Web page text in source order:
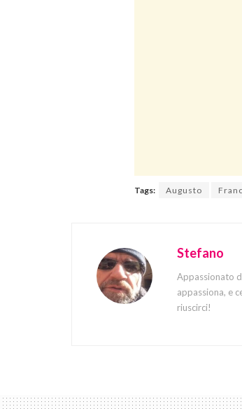
Tags: Augusto
Stefano
Appassionato
appassiona, e
riuscirci!